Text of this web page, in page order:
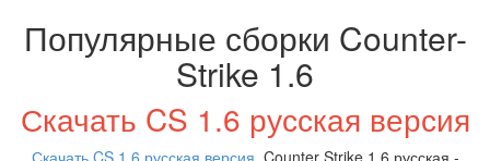
Популярные сборки Counter-
Strike 1.6
Скачать CS 1.6 русская версия